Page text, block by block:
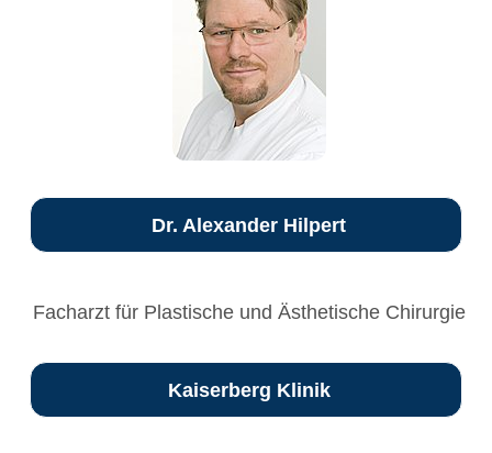
Dr. Alexander Hilpert
Facharzt für Plastische und Ästhetische Chirurgie
Kaiserberg Klinik